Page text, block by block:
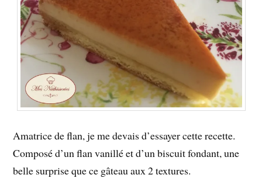
Amatrice de flan, je me devais d’essayer cette recette.
Composé d’un flan vanillé et d’un biscuit fondant, une
belle surprise que ce gâteau aux 2 textures.